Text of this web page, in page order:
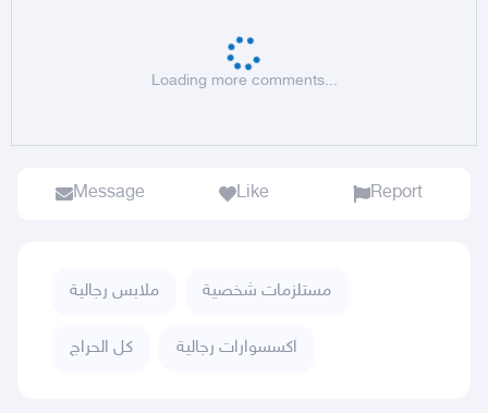
Loading more comments...
Message Like Report
ملابس رجالية مستلزمات شخصية
كل الحراج اكسسوارات رجالية